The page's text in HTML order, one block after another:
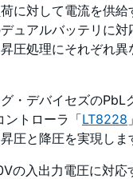
に対して電流を供
ュアルバッテリに
圧処理にそれぞれ
・デバイセズのPbL
トローラ「LT8228
圧と降圧を実現しま
の入出力電圧に対応